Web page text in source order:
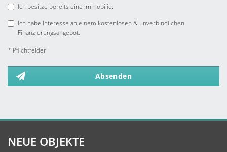
Ich besitze bereits eine Immobilie.
Ich habe Interesse an einem kostenlosen & unverbindlichen
Finanzierungsangebot.
* Pflichtfelder
Absenden
NEUE OBJEKTE